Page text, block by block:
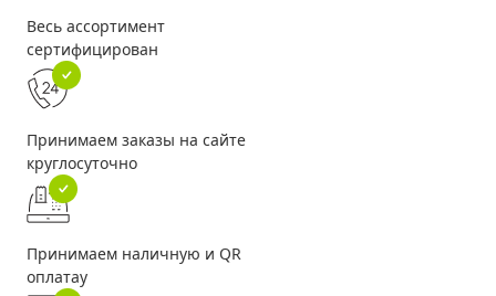
Весь ассортимент
сертифицирован
Принимаем заказы на сайте
круглосуточно
Принимаем наличную и QR
оплатау